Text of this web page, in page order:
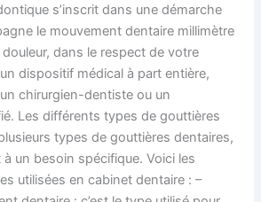
s’inscrit dans une démarche
le mouvement dentaire millimètre
dans le respect de votre
dispositif médical à part entière,
chirurgien-dentiste ou un
Les différents types de gouttières
types de gouttières dentaires,
un besoin spécifique. Voici les
utilisées en cabinet dentaire : –